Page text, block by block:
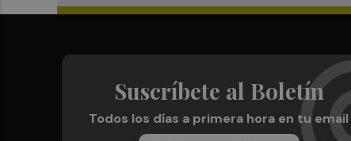
Suscríbete al Boletín
Todos los días a primera hora en tu email